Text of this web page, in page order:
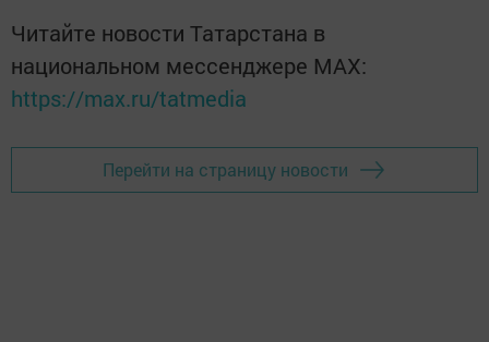
Читайте новости Татарстана в
национальном мессенджере MАХ:
https://max.ru/tatmedia
Перейти на страницу новости